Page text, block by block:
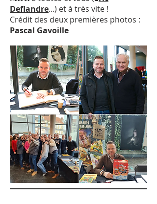
Deflandre...) et à très vite !
Crédit des deux premières photos :
Pascal Gavoille